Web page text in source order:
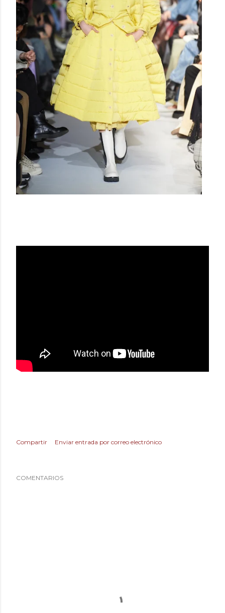
Compartir Enviar entrada por correo electrónico
COMENTARIOS